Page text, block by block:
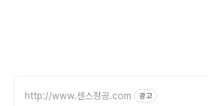
http://www.센스정공.com 광고